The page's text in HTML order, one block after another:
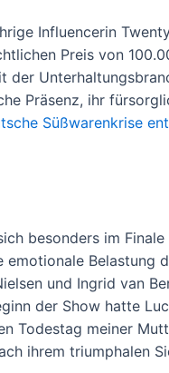
Influencerin
Preis von
der
Präsenz, ihr
Süßwarenkrise
besonders im
Belastung
und Ingrid van
der Show hatte
Todestag meiner
ihrem triumphalen